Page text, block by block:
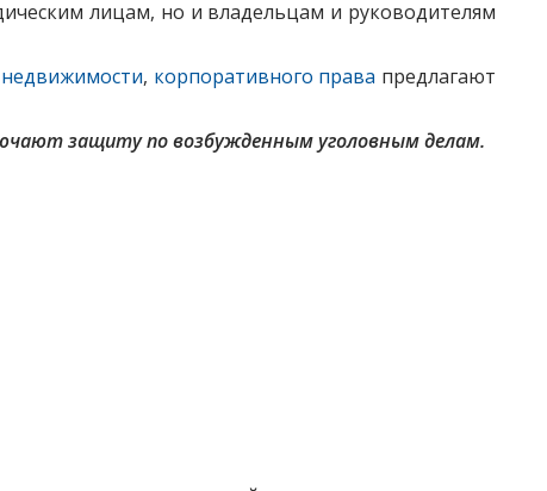
участниковлицам, но и владельцам и руководителям
недвижимости, корпоративного права предлагают
защиту по возбужденным уголовным делам.